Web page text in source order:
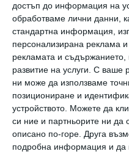
достъп до информация на
обработваме лични данни,
стандартна информация,
персонализирана реклама
рекламата и съдържанието,
развитие на услуги. С ваше
ни може да използваме
позициониране и
устройството. Можете да
си ние и партньорите ни да
описано по-горе. Друга
подробна информация и да
Защо някои се
а други трудно
05 юни 2026 г.